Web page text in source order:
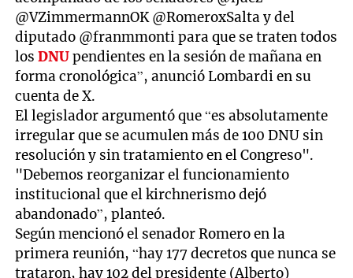
@VZimmermannOK @RomeroxSalta y del
diputado @franmmonti para que se traten todos
losDNUpendientes en la sesión de mañana en
forma cronológica”, anunció Lombardi en su
cuenta de X.
El legislador argumentó que “es absolutamente
irregular que se acumulen más de 100 DNU sin
resolución y sin tratamiento en el Congreso".
"Debemos reorganizar el funcionamiento
institucional que el kirchnerismo dejó
abandonado”, planteó.
Según mencionó el senador Romero en la
primera reunión, “hay 177 decretos que nunca se
trataron, hay 102 del presidente (Alberto)